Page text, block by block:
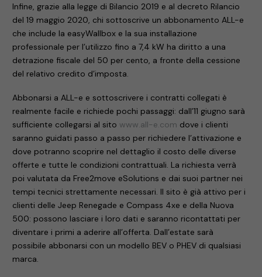
Infine, grazie alla legge di Bilancio 2019 e al decreto Rilancio
del 19 maggio 2020, chi sottoscrive un abbonamento ALL-e
che include la easyWallbox e la sua installazione
professionale per l’utilizzo fino a 7,4 kW ha diritto a una
detrazione fiscale del 50 per cento, a fronte della cessione
del relativo credito d’imposta.
Abbonarsi a ALL-e e sottoscrivere i contratti collegati è
realmente facile e richiede pochi passaggi: dall’11 giugno sarà
sufficiente collegarsi al sito www.all-e.com dove i clienti
saranno guidati passo a passo per richiedere l’attivazione e
dove potranno scoprire nel dettaglio il costo delle diverse
offerte e tutte le condizioni contrattuali. La richiesta verrà
poi valutata da Free2move eSolutions e dai suoi partner nei
tempi tecnici strettamente necessari. Il sito è già attivo per i
clienti delle Jeep Renegade e Compass 4xe e della Nuova
500: possono lasciare i loro dati e saranno ricontattati per
diventare i primi a aderire all’offerta. Dall’estate sarà
possibile abbonarsi con un modello BEV o PHEV di qualsiasi
marca.